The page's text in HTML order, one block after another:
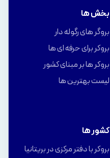
بخش ها
بروگر های رگوله دار
بروکر برای حرفه ای ها
بروکر ها بر مبنای کشور
لیست بهترین ها
کشور ها
بروکر با دفتر مرکزی در بریتانیا